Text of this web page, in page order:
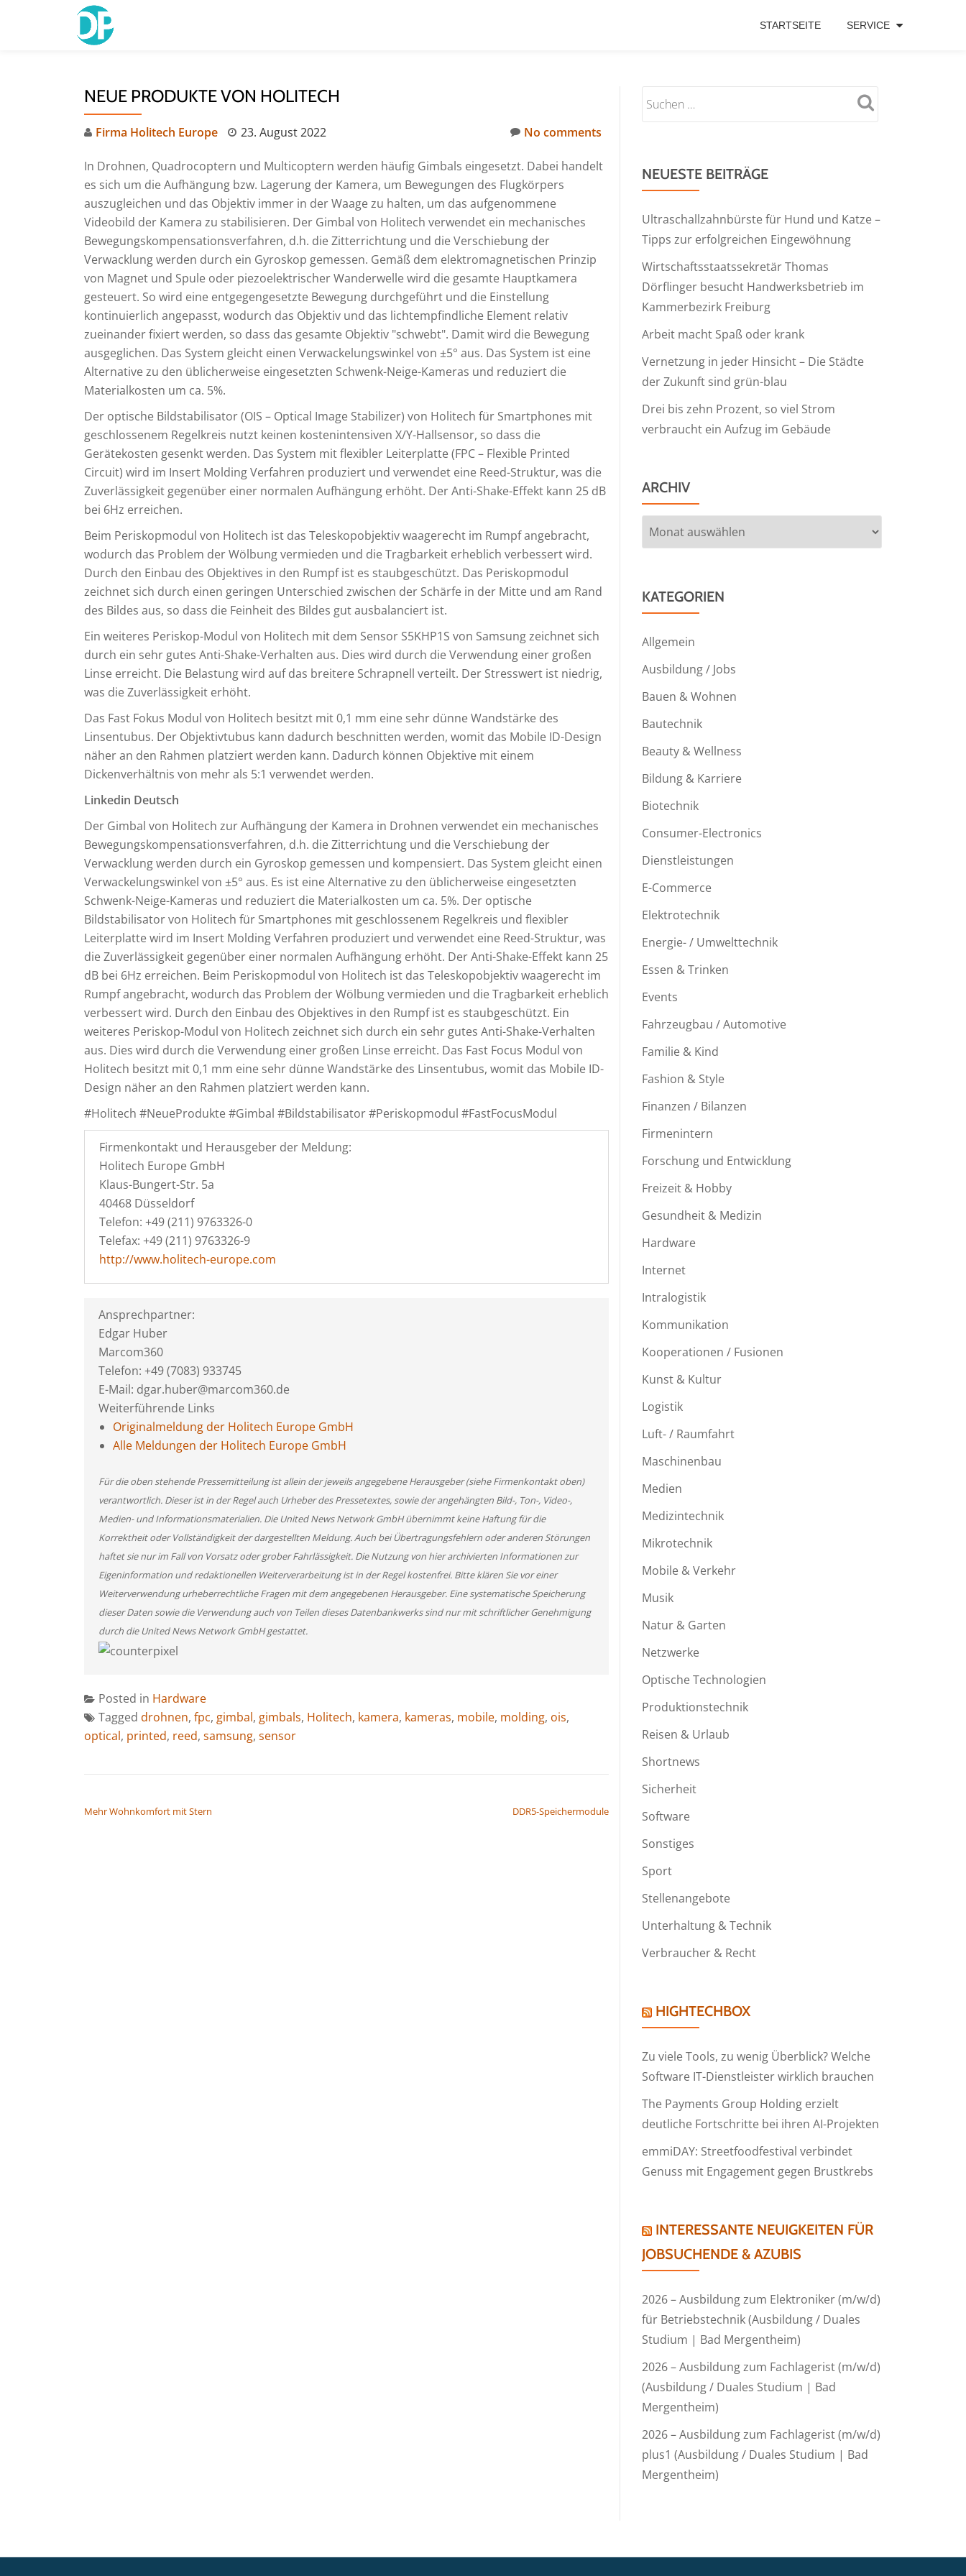
STARTSEITE SERVICE
NEUE PRODUKTE VON HOLITECH
Firma Holitech Europe 23. August 2022 No comments
In Drohnen, Quadrocoptern und Multicoptern werden häufig Gimbals eingesetzt. Dabei handelt
es sich um die Aufhängung bzw. Lagerung der Kamera, um Bewegungen des Flugkörpers
auszugleichen und das Objektiv immer in der Waage zu halten, um das aufgenommene
Videobild der Kamera zu stabilisieren. Der Gimbal von Holitech verwendet ein mechanisches
Bewegungskompensationsverfahren, d.h. die Zitterrichtung und die Verschiebung der
Verwacklung werden durch ein Gyroskop gemessen. Gemäß dem elektromagnetischen Prinzip
von Magnet und Spule oder piezoelektrischer Wanderwelle wird die gesamte Hauptkamera
gesteuert. So wird eine entgegengesetzte Bewegung durchgeführt und die Einstellung
kontinuierlich angepasst, wodurch das Objektiv und das lichtempfindliche Element relativ
zueinander fixiert werden, so dass das gesamte Objektiv "schwebt". Damit wird die Bewegung
ausgeglichen. Das System gleicht einen Verwackelungswinkel von ±5° aus. Das System ist eine
Alternative zu den üblicherweise eingesetzten Schwenk-Neige-Kameras und reduziert die
Materialkosten um ca. 5%.
Der optische Bildstabilisator (OIS – Optical Image Stabilizer) von Holitech für Smartphones mit
geschlossenem Regelkreis nutzt keinen kostenintensiven X/Y-Hallsensor, so dass die
Gerätekosten gesenkt werden. Das System mit flexibler Leiterplatte (FPC – Flexible Printed
Circuit) wird im Insert Molding Verfahren produziert und verwendet eine Reed-Struktur, was die
Zuverlässigkeit gegenüber einer normalen Aufhängung erhöht. Der Anti-Shake-Effekt kann 25 dB
bei 6Hz erreichen.
Beim Periskopmodul von Holitech ist das Teleskopobjektiv waagerecht im Rumpf angebracht,
wodurch das Problem der Wölbung vermieden und die Tragbarkeit erheblich verbessert wird.
Durch den Einbau des Objektives in den Rumpf ist es staubgeschützt. Das Periskopmodul
zeichnet sich durch einen geringen Unterschied zwischen der Schärfe in der Mitte und am Rand
des Bildes aus, so dass die Feinheit des Bildes gut ausbalanciert ist.
Ein weiteres Periskop-Modul von Holitech mit dem Sensor S5KHP1S von Samsung zeichnet sich
durch ein sehr gutes Anti-Shake-Verhalten aus. Dies wird durch die Verwendung einer großen
Linse erreicht. Die Belastung wird auf das breitere Schrapnell verteilt. Der Stresswert ist niedrig,
was die Zuverlässigkeit erhöht.
Das Fast Fokus Modul von Holitech besitzt mit 0,1 mm eine sehr dünne Wandstärke des
Linsentubus. Der Objektivtubus kann dadurch beschnitten werden, womit das Mobile ID-Design
näher an den Rahmen platziert werden kann. Dadurch können Objektive mit einem
Dickenverhältnis von mehr als 5:1 verwendet werden.
Linkedin Deutsch
Der Gimbal von Holitech zur Aufhängung der Kamera in Drohnen verwendet ein mechanisches
Bewegungskompensationsverfahren, d.h. die Zitterrichtung und die Verschiebung der
Verwacklung werden durch ein Gyroskop gemessen und kompensiert. Das System gleicht einen
Verwackelungswinkel von ±5° aus. Es ist eine Alternative zu den üblicherweise eingesetzten
Schwenk-Neige-Kameras und reduziert die Materialkosten um ca. 5%. Der optische
Bildstabilisator von Holitech für Smartphones mit geschlossenem Regelkreis und flexibler
Leiterplatte wird im Insert Molding Verfahren produziert und verwendet eine Reed-Struktur, was
die Zuverlässigkeit gegenüber einer normalen Aufhängung erhöht. Der Anti-Shake-Effekt kann 25
dB bei 6Hz erreichen. Beim Periskopmodul von Holitech ist das Teleskopobjektiv waagerecht im
Rumpf angebracht, wodurch das Problem der Wölbung vermieden und die Tragbarkeit erheblich
verbessert wird. Durch den Einbau des Objektives in den Rumpf ist es staubgeschützt. Ein
weiteres Periskop-Modul von Holitech zeichnet sich durch ein sehr gutes Anti-Shake-Verhalten
aus. Dies wird durch die Verwendung einer großen Linse erreicht. Das Fast Focus Modul von
Holitech besitzt mit 0,1 mm eine sehr dünne Wandstärke des Linsentubus, womit das Mobile ID-
Design näher an den Rahmen platziert werden kann.
#Holitech #NeueProdukte #Gimbal #Bildstabilisator #Periskopmodul #FastFocusModul
Firmenkontakt und Herausgeber der Meldung:
Holitech Europe GmbH
Klaus-Bungert-Str. 5a
40468 Düsseldorf
Telefon: +49 (211) 9763326-0
Telefax: +49 (211) 9763326-9
http://www.holitech-europe.com
Ansprechpartner:
Edgar Huber
Marcom360
Telefon: +49 (7083) 933745
E-Mail: dgar.huber@marcom360.de
Weiterführende Links
Originalmeldung der Holitech Europe GmbH
Alle Meldungen der Holitech Europe GmbH
Für die oben stehende Pressemitteilung ist allein der jeweils angegebene Herausgeber (siehe Firmenkontakt oben)
verantwortlich. Dieser ist in der Regel auch Urheber des Pressetextes, sowie der angehängten Bild-, Ton-, Video-,
Medien- und Informationsmaterialien. Die United News Network GmbH übernimmt keine Haftung für die
Korrektheit oder Vollständigkeit der dargestellten Meldung. Auch bei Übertragungsfehlern oder anderen Störungen
haftet sie nur im Fall von Vorsatz oder grober Fahrlässigkeit. Die Nutzung von hier archivierten Informationen zur
Eigeninformation und redaktionellen Weiterverarbeitung ist in der Regel kostenfrei. Bitte klären Sie vor einer
Weiterverwendung urheberrechtliche Fragen mit dem angegebenen Herausgeber. Eine systematische Speicherung
dieser Daten sowie die Verwendung auch von Teilen dieses Datenbankwerks sind nur mit schriftlicher Genehmigung
durch die United News Network GmbH gestattet.
Posted in Hardware
Tagged drohnen, fpc, gimbal, gimbals, Holitech, kamera, kameras, mobile, molding, ois,
optical, printed, reed, samsung, sensor
Mehr Wohnkomfort mit Stern DDR5‐Speichermodule
NEUESTE BEITRÄGE
Ultraschallzahnbürste für Hund und Katze –
Tipps zur erfolgreichen Eingewöhnung
Wirtschaftsstaatssekretär Thomas
Dörflinger besucht Handwerksbetrieb im
Kammerbezirk Freiburg
Arbeit macht Spaß oder krank
Vernetzung in jeder Hinsicht – Die Städte
der Zukunft sind grün-blau
Drei bis zehn Prozent, so viel Strom
verbraucht ein Aufzug im Gebäude
ARCHIV
Archiv
KATEGORIEN
Allgemein
Ausbildung / Jobs
Bauen & Wohnen
Bautechnik
Beauty & Wellness
Bildung & Karriere
Biotechnik
Consumer-Electronics
Dienstleistungen
E-Commerce
Elektrotechnik
Energie- / Umwelttechnik
Essen & Trinken
Events
Fahrzeugbau / Automotive
Familie & Kind
Fashion & Style
Finanzen / Bilanzen
Firmenintern
Forschung und Entwicklung
Freizeit & Hobby
Gesundheit & Medizin
Hardware
Internet
Intralogistik
Kommunikation
Kooperationen / Fusionen
Kunst & Kultur
Logistik
Luft- / Raumfahrt
Maschinenbau
Medien
Medizintechnik
Mikrotechnik
Mobile & Verkehr
Musik
Natur & Garten
Netzwerke
Optische Technologien
Produktionstechnik
Reisen & Urlaub
Shortnews
Sicherheit
Software
Sonstiges
Sport
Stellenangebote
Unterhaltung & Technik
Verbraucher & Recht
HIGHTECHBOX
Zu viele Tools, zu wenig Überblick? Welche
Software IT-Dienstleister wirklich brauchen
The Payments Group Holding erzielt
deutliche Fortschritte bei ihren AI-Projekten
emmiDAY: Streetfoodfestival verbindet
Genuss mit Engagement gegen Brustkrebs
INTERESSANTE NEUIGKEITEN FÜR
JOBSUCHENDE & AZUBIS
2026 – Ausbildung zum Elektroniker (m/w/d)
für Betriebstechnik (Ausbildung / Duales
Studium | Bad Mergentheim)
2026 – Ausbildung zum Fachlagerist (m/w/d)
(Ausbildung / Duales Studium | Bad
Mergentheim)
2026 – Ausbildung zum Fachlagerist (m/w/d)
plus1 (Ausbildung / Duales Studium | Bad
Mergentheim)